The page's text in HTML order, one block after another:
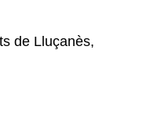
de Lluçanès,